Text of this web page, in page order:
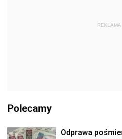
REKLAMA
Polecamy
Odprawa